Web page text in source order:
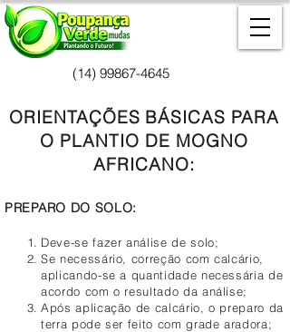
(14) 99867-4645
ORIENTAÇÕES BÁSICAS PARA
O PLANTIO DE MOGNO
AFRICANO:
PREPARO DO SOLO:
Deve-se fazer análise de solo;
Se necessário, correção com calcário,
aplicando-se a quantidade necessária de
acordo com o resultado da análise;
Após aplicação de calcário, o preparo da
terra pode ser feito com grade aradora;